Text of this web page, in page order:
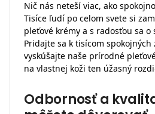
Nič nás neteší viac, ako
Tisíce ľudí po celom svete si
pleťové krémy a s radosťou sa o
Pridajte sa k tisícom spokojných
vyskúšajte naše prírodné
na vlastnej koži ten úžasný
Odbornosť a